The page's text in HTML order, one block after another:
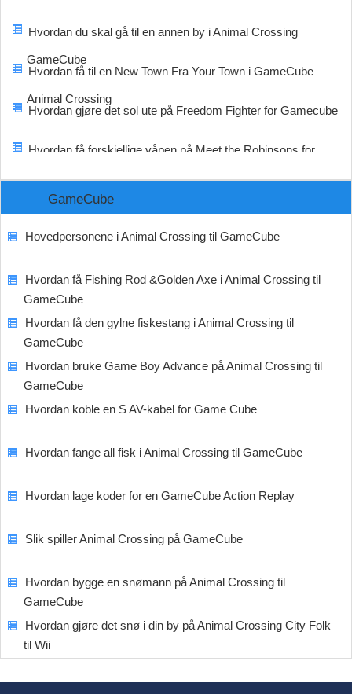
Hvordan du skal gå til en annen by i Animal Crossing
GameCube
Hvordan få til en New Town Fra Your Town i GameCube
Animal Crossing
Hvordan gjøre det sol ute på Freedom Fighter for Gamecube
Hvordan få forskjellige våpen på Meet the Robinsons for
GameCube
GameCube
Hovedpersonene i Animal Crossing til GameCube
Hvordan få Fishing Rod &Golden Axe i Animal Crossing til
GameCube
Hvordan få den gylne fiskestang i Animal Crossing til
GameCube
Hvordan bruke Game Boy Advance på Animal Crossing til
GameCube
Hvordan koble en S AV-kabel for Game Cube
Hvordan fange all fisk i Animal Crossing til GameCube
Hvordan lage koder for en GameCube Action Replay
Slik spiller Animal Crossing på GameCube
Hvordan bygge en snømann på Animal Crossing til
GameCube
Hvordan gjøre det snø i din by på Animal Crossing City Folk
til Wii